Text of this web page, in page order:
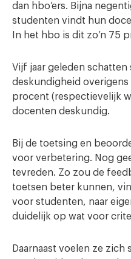
dan hbo’ers. Bijna
studenten vindt hun
In het hbo is dit zo’n 75
Vijf jaar geleden
deskundigheid overigens
procent (respectievelijk
docenten deskundig.
Bij de toetsing en
voor verbetering. Nog
tevreden. Zo zou de
toetsen beter kunnen,
voor studenten, naar
duidelijk op wat voor
Daarnaast voelen ze zich